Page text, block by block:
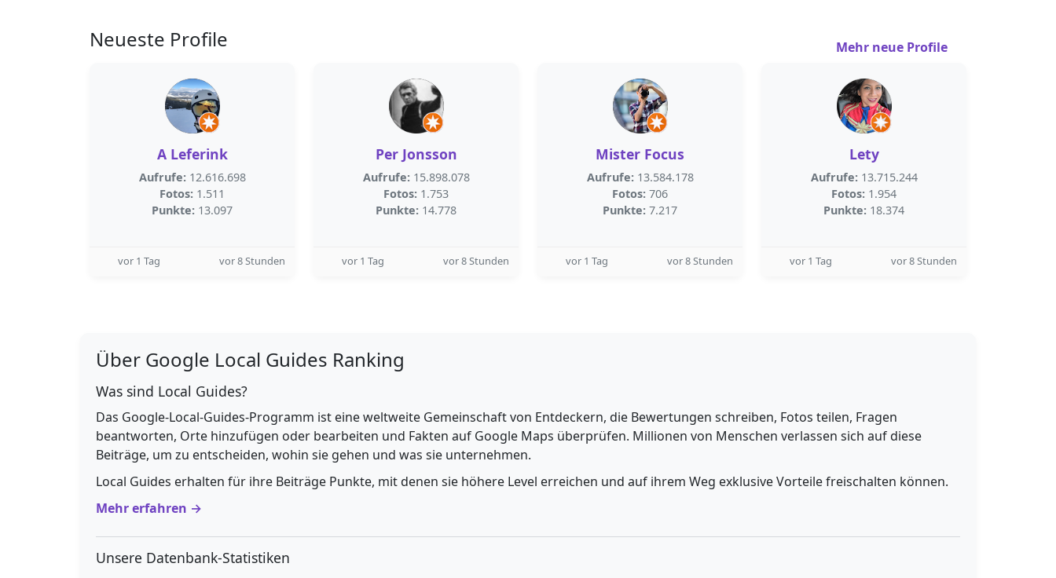
Neueste Profile Mehr neue Profile
A Leferink
Aufrufe: 12.616.698
Fotos: 1.511
Punkte: 13.097
vor 1 Tag vor 8 Stunden
Per Jonsson
Aufrufe: 15.898.078
Fotos: 1.753
Punkte: 14.778
vor 1 Tag vor 8 Stunden
Mister Focus
Aufrufe: 13.584.178
Fotos: 706
Punkte: 7.217
vor 1 Tag vor 8 Stunden
Lety
Aufrufe: 13.715.244
Fotos: 1.954
Punkte: 18.374
vor 1 Tag vor 8 Stunden
Über Google Local Guides Ranking
Was sind Local Guides?
Das Google-Local-Guides-Programm ist eine weltweite Gemeinschaft von Entdeckern, die Bewertungen schreiben, Fotos teilen, Fragen
beantworten, Orte hinzufügen oder bearbeiten und Fakten auf Google Maps überprüfen. Millionen von Menschen verlassen sich auf diese
Beiträge, um zu entscheiden, wohin sie gehen und was sie unternehmen.
Local Guides erhalten für ihre Beiträge Punkte, mit denen sie höhere Level erreichen und auf ihrem Weg exklusive Vorteile freischalten können.
Mehr erfahren →
Unsere Datenbank-Statistiken